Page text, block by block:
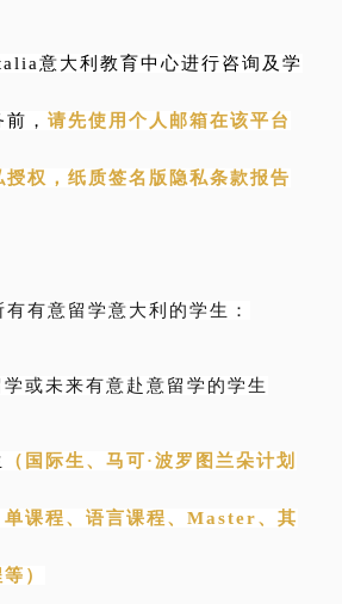
意大利教育中心进行咨询及学
， 请先使用个人邮箱在该平台
权，纸质签名版隐私条款报告
有意留学意大利的学生：
或未来有意赴意留学的学生
（国际生、马可·波罗图兰朵计划
单课程、语言课程、Master、其
）